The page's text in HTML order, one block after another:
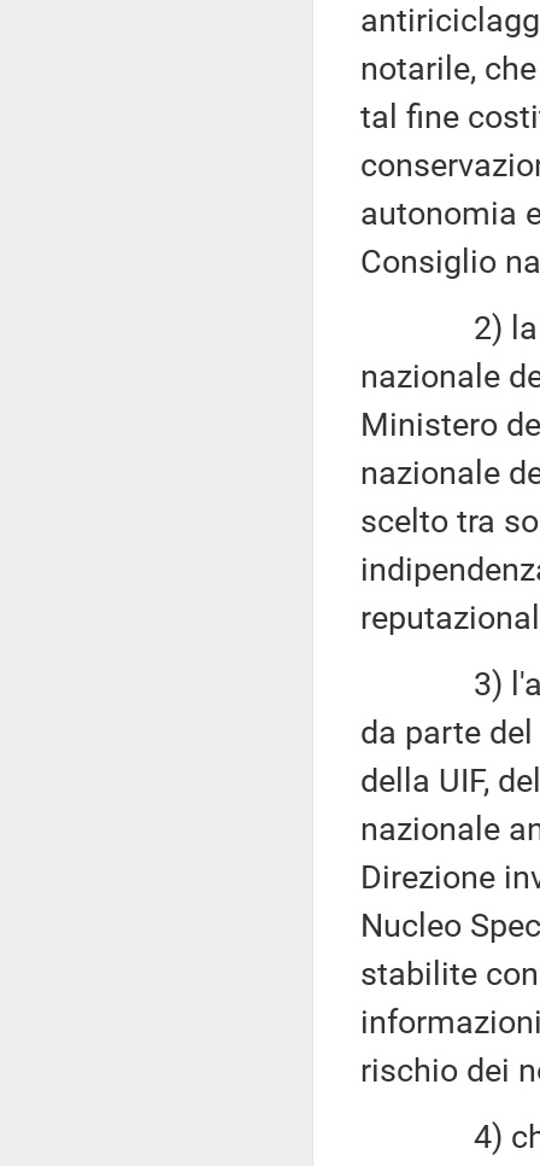
notarile,
tal fine
autonomia
Consiglio
2) la
nazionale
Ministero
nazionale
scelto tra
3)
da parte
della UIF,
nazionale
Direzione
Nucleo
stabilite
rischio dei
4) che i